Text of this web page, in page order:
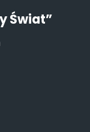
Świat”